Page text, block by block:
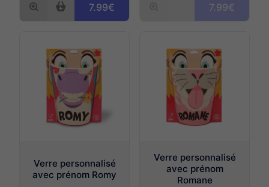
7.99€ 7.99€
Verre personnalisé
avec prénom Romy
Verre personnalisé
avec prénom
Romane